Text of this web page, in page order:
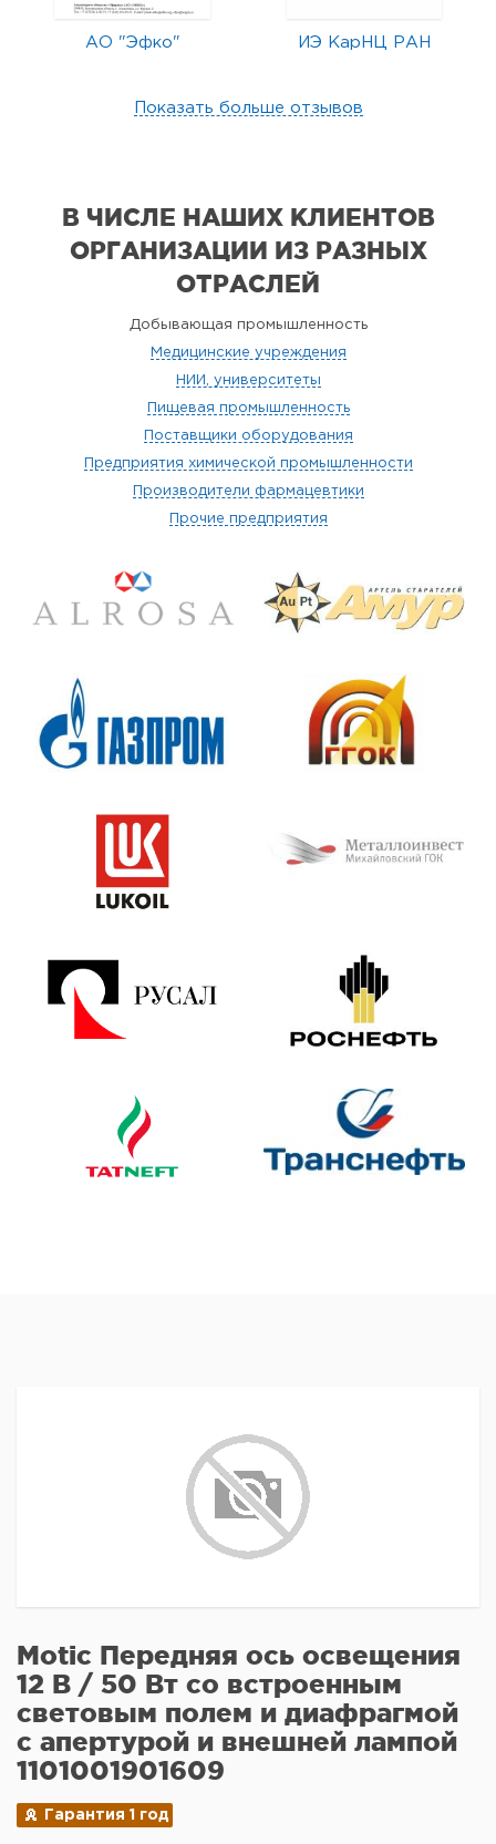
АО "Эфко" ИЭ КарНЦ РАН
Показать больше отзывов
В ЧИСЛЕ НАШИХ КЛИЕНТОВ
ОРГАНИЗАЦИИ ИЗ РАЗНЫХ
ОТРАСЛЕЙ
Добывающая промышленность
Медицинские учреждения
НИИ, университеты
Пищевая промышленность
Поставщики оборудования
Предприятия химической промышленности
Производители фармацевтики
Прочие предприятия
Motic Передняя ось освещения
12 В / 50 Вт со встроенным
световым полем и диафрагмой
с апертурой и внешней лампой
1101001901609
Гарантия 1 год